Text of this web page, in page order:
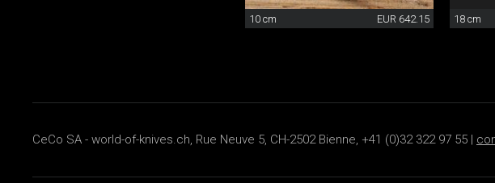
10 cm EUR 642.15 18 cm
CeCo SA - world-of-knives.ch, Rue Neuve 5, CH-2502 Bienne, +41 (0)32 322 97 55 |